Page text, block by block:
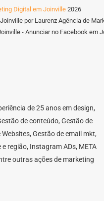
Digital em Joinville 2026
por Laurenz Agência de
- Anunciar no Facebook em
de 25 anos em design,
de conteúdo, Gestão de
Gestão de email mkt,
região, Instagram ADs, META
outras ações de marketing